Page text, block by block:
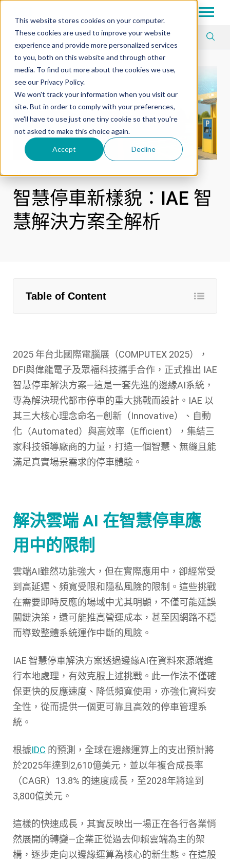
This website stores cookies on your computer.
These cookies are used to improve your website
experience and provide more personalized services
to you, both on this website and through other
media. To find out more about the cookies we use,
see our Privacy Policy.
We won't track your information when you visit our
site. But in order to comply with your preferences,
we'll have to use just one tiny cookie so that you're
not asked to make this choice again.
Accept Decline
Article Tag
智慧停車新樣貌：IAE 智
慧解決方案全解析
Table of Content
2025 年台北國際電腦展（COMPUTEX 2025），
DFI與偉龍電子及眾福科技攜手合作，正式推出 IAE
智慧停車解決方案—這是一套先進的邊緣AI系統，
專為解決現代都市停車的重大挑戰而設計。IAE 以
其三大核心理念命名—創新（Innovative）、自動
化（Automated）與高效率（Efficient），集結三
家科技領導廠商的力量，打造一個智慧、無縫且能
滿足真實場景需求的停車體驗。
解決雲端 AI 在智慧停車應
用中的限制
雲端AI雖然功能強大，但在實際應用中，卻經常受
到高延遲、頻寬受限和隱私風險的限制。這些挑戰
在需要即時反應的場域中尤其明顯，不僅可能延誤
關鍵決策，還可能推高營運成本，甚至因網路不穩
而導致整體系統運作中斷的風險。
IAE 智慧停車解決方案透過邊緣AI在資料來源端進
行本地處理，有效克服上述挑戰。此一作法不僅確
保更快的反應速度、降低頻寬使用，亦強化資料安
全性，從而提供一個更可靠且高效的停車管理系
統。
根據IDC 的預測，全球在邊緣運算上的支出預計將
於2025年達到2,610億美元，並以年複合成長率
（CAGR）13.8% 的速度成長，至2028年將達到
3,800億美元。
這樣的快速成長，其實反映出一場正在各行各業悄
然展開的轉變—企業正從過去仰賴雲端為主的架
構，逐步走向以邊緣運算為核心的新生態。在這股